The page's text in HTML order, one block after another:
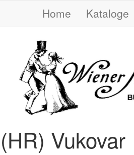
Home Kataloge
(HR) Vukovar